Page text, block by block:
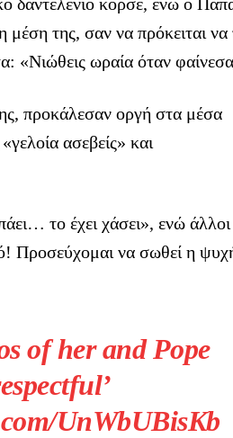
μέση της, σαν να πρόκειται να
«Νιώθεις ωραία όταν
προκάλεσαν οργή στα μέσα
ασεβείς» και
το έχει χάσει», ενώ άλλοι
Προσεύχομαι να σωθεί η
of her and Pope
UnWbUBisKb